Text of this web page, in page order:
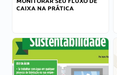
CAIXA NA PRÁTICA